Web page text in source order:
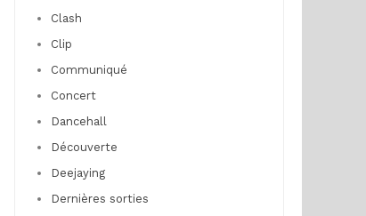
Clash
Clip
Communiqué
Concert
Dancehall
Découverte
Deejaying
Dernières sorties